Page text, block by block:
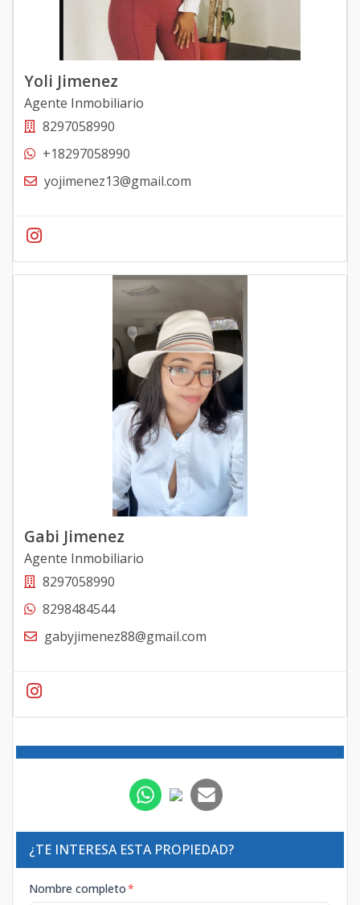
Yoli Jimenez
Agente Inmobiliario
8297058990
+18297058990
yojimenez13@gmail.com
Gabi Jimenez
Agente Inmobiliario
8297058990
8298484544
gabyjimenez88@gmail.com
¿TE INTERESA ESTA PROPIEDAD?
Nombre completo*